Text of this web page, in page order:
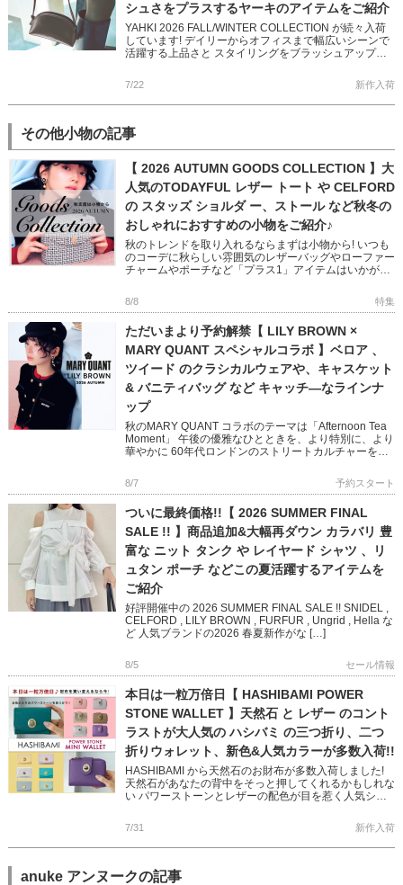
シュさをプラスするヤーキのアイテムをご紹介
YAHKI 2026 FALL/WINTER COLLECTION が続々入荷
しています! デイリーからオフィスまで幅広いシーンで
活躍する上品さと スタイリングをブラッシュアップし
7/22 新作入荷
その他小物の記事
【 2026 AUTUMN GOODS COLLECTION 】大
人気のTODAYFUL レザー トート や CELFORD
の スタッズ ショルダ ー、ストール など秋冬の
おしゃれにおすすめの小物をご紹介♪
秋のトレンドを取り入れるならまずは小物から! いつも
のコーデに秋らしい雰囲気のレザーバッグやローファー
チャームやポーチなど「プラス1」アイテムはいかがで
い小物をピック […]
8/8 特集
ただいまより予約解禁【 LILY BROWN ×
MARY QUANT スペシャルコラボ 】ベロア 、
ツイード のクラシカルウェアや、キャスケット
& バニティバッグ など キャッチ―なラインナ
ップ
秋のMARY QUANT コラボのテーマは「Afternoon Tea
Moment」 午後の優雅なひとときを、より特別に、より
華やかに 60年代ロンドンのストリートカルチャーを象
8/7 予約スタート
ついに最終価格!!【 2026 SUMMER FINAL
SALE !! 】商品追加&大幅再ダウン カラバリ 豊
富な ニット タンク や レイヤード シャツ 、リ
ュタン ポーチ などこの夏活躍するアイテムを
ご紹介
好評開催中の 2026 SUMMER FINAL SALE !! SNIDEL ,
CELFORD , LILY BROWN , FURFUR , Ungrid , Hella な
ど 人気ブランドの2026 春夏新作がな […]
8/5 セール情報
本日は一粒万倍日【 HASHIBAMI POWER
STONE WALLET 】天然石 と レザー のコント
ラストが大人気の ハシバミ の三つ折り、二つ
折りウォレット、新色&人気カラーが多数入荷!!
HASHIBAMI から天然石のお財布が多数入荷しました!
天然石があなたの背中をそっと押してくれるかもしれな
い パワーストーンとレザーの配色が目を惹く人気シリ
7/31 新作入荷
anuke アンヌークの記事